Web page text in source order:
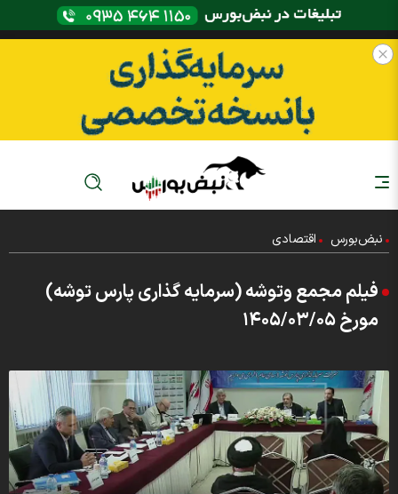
نبض‌بورس اقتصادی
فیلم مجمع وتوشه (سرمایه گذاری پارس توشه)
مورخ ۱۴۰۵/۰۳/۰۵